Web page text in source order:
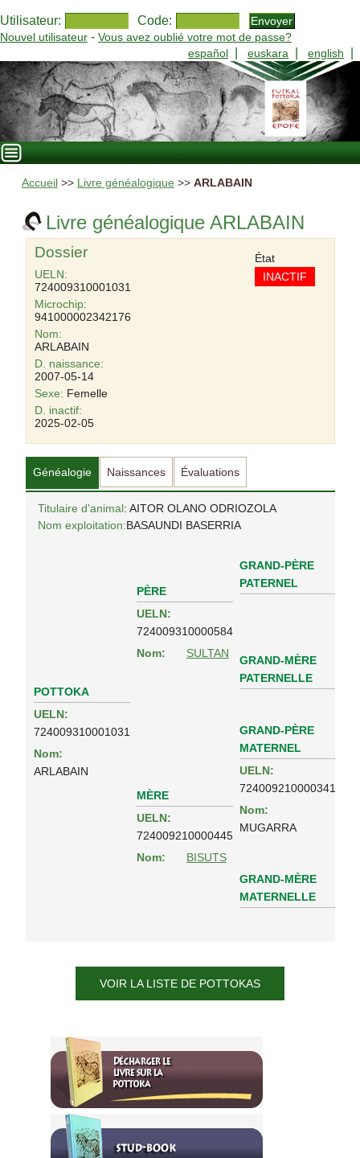
Utilisateur: Code:
Nouvel utilisateur - Vous avez oublié votre mot de passe?
español
euskara english
Accueil >> Livre généalogique >> ARLABAIN
Livre généalogique ARLABAIN
Dossier
UELN:
724009310001031
Microchip:
941000002342176
Nom:
ARLABAIN
D. naissance:
2007-05-14
Sexe: Femelle
État
INACTIF
D. inactif:
2025-02-05
Généalogie Naissances Évaluations
Titulaire d'animal: AITOR OLANO ODRIOZOLA
Nom exploitation:BASAUNDI BASERRIA
POTTOKA
UELN:
724009310001031
Nom:
ARLABAIN
PÈRE
UELN:
724009310000584
Nom:
SULTAN
GRAND-PÈRE
PATERNEL
GRAND-MÈRE
PATERNELLE
MÈRE
UELN:
724009210000445
Nom:
BISUTS
GRAND-PÈRE
MATERNEL
UELN:
724009210000341
Nom:
MUGARRA
GRAND-MÈRE
MATERNELLE
VOIR LA LISTE DE POTTOKAS